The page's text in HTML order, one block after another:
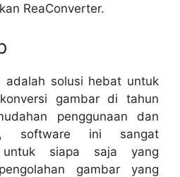
ReaConverter.
adalah solusi hebat untuk
gambar di tahun
penggunaan dan
software ini sangat
untuk siapa saja yang
gambar yang